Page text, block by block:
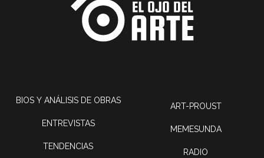
BIOS Y ANÁLISIS DE OBRAS
ENTREVISTAS
TENDENCIAS
ART-PROUST
MEMESUNDA
RADIO